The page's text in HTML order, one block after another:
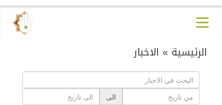
الرئيسية » الاخبار
الى